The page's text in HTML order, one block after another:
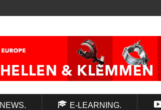
NEWS. E-LEARNING.